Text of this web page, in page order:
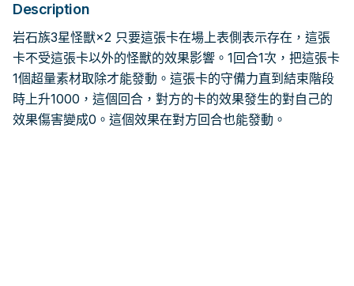
Description
岩石族3星怪獸×2 只要這張卡在場上表側表示存在，這張
卡不受這張卡以外的怪獸的效果影響。1回合1次，把這張卡
1個超量素材取除才能發動。這張卡的守備力直到結束階段
時上升1000，這個回合，對方的卡的效果發生的對自己的
效果傷害變成0。這個效果在對方回合也能發動。